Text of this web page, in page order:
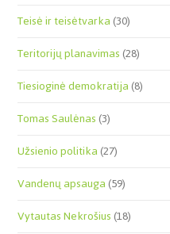
Teisė ir teisėtvarka(30)
Teritorijų planavimas(28)
Tiesioginė demokratija(8)
Tomas Saulėnas(3)
Užsienio politika(27)
Vandenų apsauga(59)
Vytautas Nekrošius(18)